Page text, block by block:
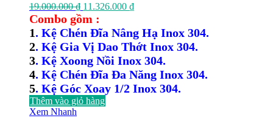
19.000.000₫ Giá
gốc
là:
19.000.000 ₫.
11.326.000 ₫Giá
tại
là:
11.326.000 ₫.
Combo gồm :
1. Kệ Chén Đĩa Nâng Hạ Inox 304.
2. Kệ Gia Vị Dao Thớt Inox 304.
3. Kệ Xoong Nồi Inox 304.
4. Kệ Chén Đĩa Đa Năng Inox 304.
5. Kệ Góc Xoay 1/2 Inox 304.
Thêm vào giỏ hàng
Xem Nhanh